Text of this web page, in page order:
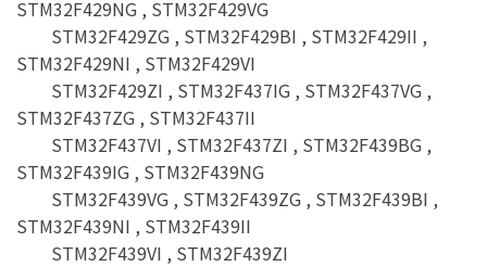
STM32F429NG , STM32F429VG
STM32F429ZG , STM32F429BI , STM32F429II ,
STM32F429NI , STM32F429VI
STM32F429ZI , STM32F437IG , STM32F437VG ,
STM32F437ZG , STM32F437II
STM32F437VI , STM32F437ZI , STM32F439BG ,
STM32F439IG , STM32F439NG
STM32F439VG , STM32F439ZG , STM32F439BI ,
STM32F439NI , STM32F439II
STM32F439VI , STM32F439ZI